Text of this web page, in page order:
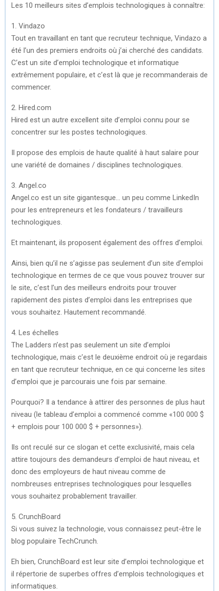
Les 10 meilleurs sites d’emplois technologiques à connaître:
1. Vindazo
Tout en travaillant en tant que recruteur technique, Vindazo a
été l’un des premiers endroits où j’ai cherché des candidats.
C’est un site d’emploi technologique et informatique
extrêmement populaire, et c’est là que je recommanderais de
commencer.
2. Hired.com
Hired est un autre excellent site d’emploi connu pour se
concentrer sur les postes technologiques.
Il propose des emplois de haute qualité à haut salaire pour
une variété de domaines / disciplines technologiques.
3. Angel.co
Angel.co est un site gigantesque… un peu comme LinkedIn
pour les entrepreneurs et les fondateurs / travailleurs
technologiques.
Et maintenant, ils proposent également des offres d’emploi.
Ainsi, bien qu’il ne s’agisse pas seulement d’un site d’emploi
technologique en termes de ce que vous pouvez trouver sur
le site, c’est l’un des meilleurs endroits pour trouver
rapidement des pistes d’emploi dans les entreprises que
vous souhaitez. Hautement recommandé.
4. Les échelles
The Ladders n’est pas seulement un site d’emploi
technologique, mais c’est le deuxième endroit où je regardais
en tant que recruteur technique, en ce qui concerne les sites
d’emploi que je parcourais une fois par semaine.
Pourquoi? Il a tendance à attirer des personnes de plus haut
niveau (le tableau d’emploi a commencé comme «100 000 $
+ emplois pour 100 000 $ + personnes»).
Ils ont reculé sur ce slogan et cette exclusivité, mais cela
attire toujours des demandeurs d’emploi de haut niveau, et
donc des employeurs de haut niveau comme de
nombreuses entreprises technologiques pour lesquelles
vous souhaitez probablement travailler.
5. CrunchBoard
Si vous suivez la technologie, vous connaissez peut-être le
blog populaire TechCrunch.
Eh bien, CrunchBoard est leur site d’emploi technologique et
il répertorie de superbes offres d’emplois technologiques et
informatiques.